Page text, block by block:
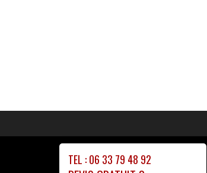
TEL : 06 33 79 48 92